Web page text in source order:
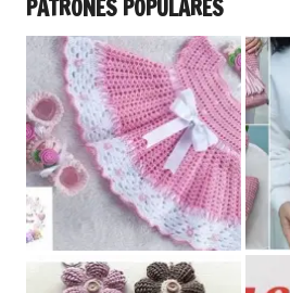
PATRONES POPULARES